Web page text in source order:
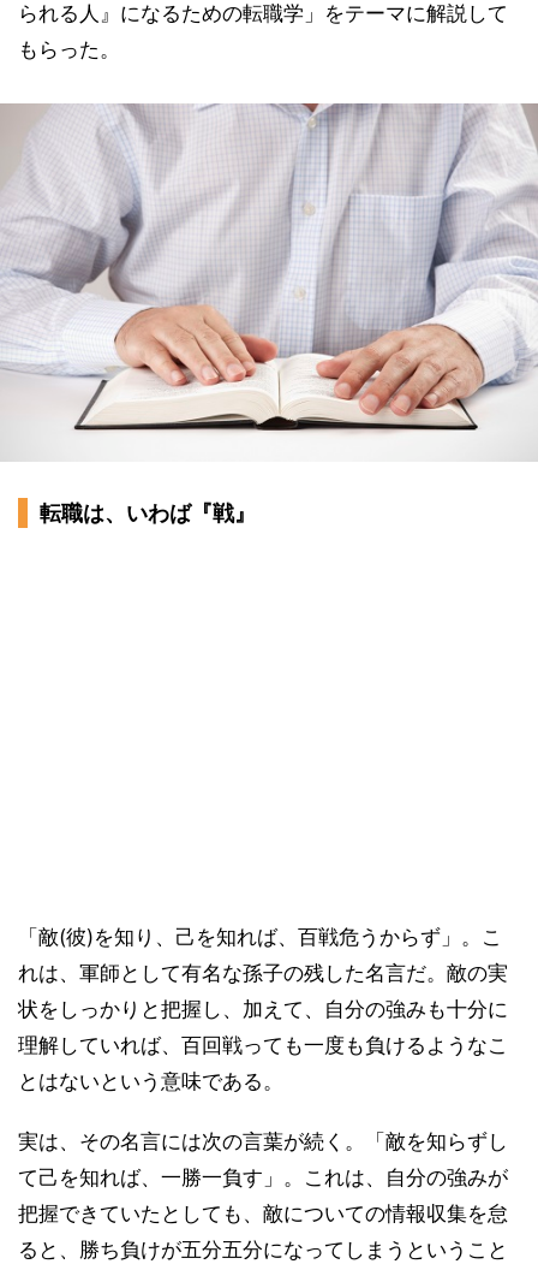
られる人』になるための転職学」をテーマに解説して
もらった。
転職は、いわば『戦』
「敵(彼)を知り、己を知れば、百戦危うからず」。こ
れは、軍師として有名な孫子の残した名言だ。敵の実
状をしっかりと把握し、加えて、自分の強みも十分に
理解していれば、百回戦っても一度も負けるようなこ
とはないという意味である。
実は、その名言には次の言葉が続く。「敵を知らずし
て己を知れば、一勝一負す」。これは、自分の強みが
把握できていたとしても、敵についての情報収集を怠
ると、勝ち負けが五分五分になってしまうということ